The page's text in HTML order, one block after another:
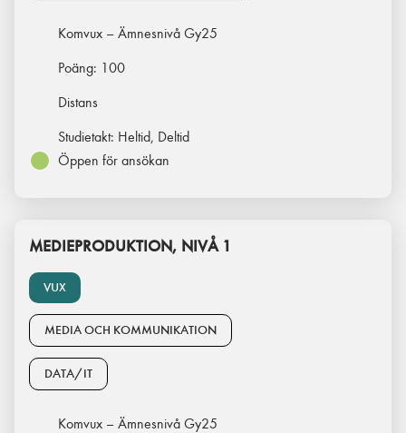
Komvux – Ämnesnivå Gy25
Poäng: 100
Distans
Studietakt: Heltid, Deltid
Öppen för ansökan
VUX
MEDIEPRODUKTION, NIVÅ 1
MEDIA OCH KOMMUNIKATION
DATA/IT
Komvux – Ämnesnivå Gy25